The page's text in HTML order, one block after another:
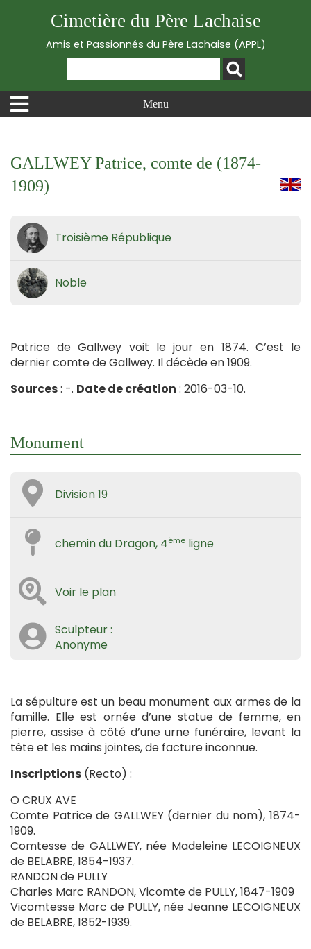
Cimetière du Père Lachaise
Amis et Passionnés du Père Lachaise (APPL)
Menu
GALLWEY Patrice, comte de (1874-
1909)
Troisième République
Noble
Patrice de Gallwey voit le jour en 1874. C’est le
dernier comte de Gallwey. Il décède en 1909.
Sources: -. Date de création : 2016-03-10.
Monument
Division 19
chemin du Dragon, 4ème ligne
Voir le plan
Sculpteur :
Anonyme
La sépulture est un beau monument aux armes de la
famille. Elle est ornée d’une statue de femme, en
pierre, assise à côté d’une urne funéraire, levant la
tête et les mains jointes, de facture inconnue.
Inscriptions (Recto) :
O CRUX AVE
Comte Patrice de GALLWEY (dernier du nom), 1874-
1909.
Comtesse de GALLWEY, née Madeleine LECOIGNEUX
de BELABRE, 1854-1937.
RANDON de PULLY
Charles Marc RANDON, Vicomte de PULLY, 1847-1909
Vicomtesse Marc de PULLY, née Jeanne LECOIGNEUX
de BELABRE, 1852-1939.